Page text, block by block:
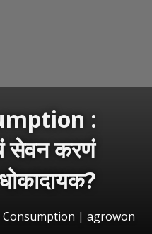
:
सेवन करणं
Consumption | agrowon